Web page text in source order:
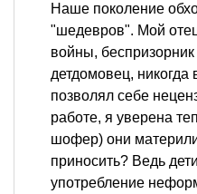
Наше поколение
"шедевров". Мой
войны,
детдомовец,
позволял себе
работе, я уверена
шофер) они
приносить? Ведь
употребление